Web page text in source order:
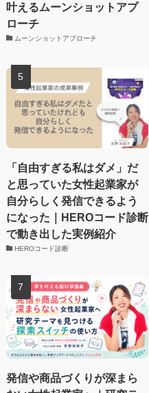
叶えるムーンショットアプ
ローチ
ムーンショットアプローチ
「自由すぎる私はダメ」だ
と思っていた女性起業家が
自分らしく発信できるよう
になった｜HEROコード診断
で動き出した実例紹介
HEROコード診断
発信や商品づくりが深まら